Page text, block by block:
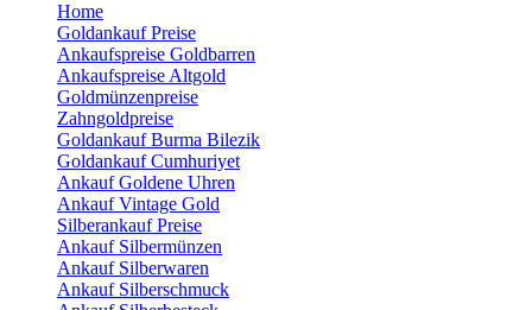
Home
Goldankauf Preise
Ankaufspreise Goldbarren
Ankaufspreise Altgold
Goldmünzenpreise
Zahngoldpreise
Goldankauf Burma Bilezik
Goldankauf Cumhuriyet
Ankauf Goldene Uhren
Ankauf Vintage Gold
Silberankauf Preise
Ankauf Silbermünzen
Ankauf Silberwaren
Ankauf Silberschmuck